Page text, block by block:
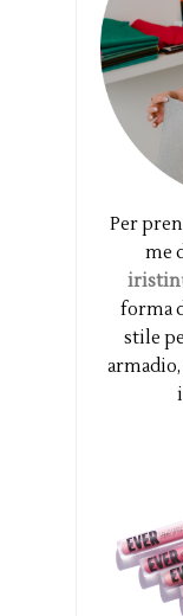
Per
me
forma
stile